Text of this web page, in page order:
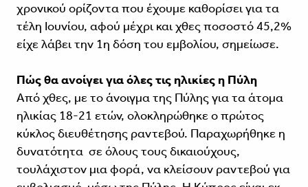
χρονικού ορίζοντα που έχουμε καθορίσει για τα
τέλη Ιουνίου, αφού μέχρι και χθες ποσοστό 45,2%
είχε λάβει την 1η δόση του εμβολίου, σημείωσε.
Πώς θα ανοίγει για όλες τις ηλικίες η Πύλη
Από χθες, με το άνοιγμα της Πύλης για τα άτομα
ηλικίας 18-21 ετών, ολοκληρώθηκε ο πρώτος
κύκλος διευθέτησης ραντεβού. Παραχωρήθηκε η
δυνατότητα σε όλους τους δικαιούχους,
τουλάχιστον μια φορά, να κλείσουν ραντεβού για